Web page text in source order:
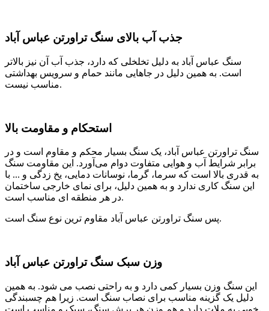
جذب آب بالای سنگ تراورتن عباس آباد
سنگ عباس آباد به دلیل تخلخلی که دارد، جذب آب آن نیز بالاتر
است. به همین دلیل در جاهایی مانند حمام و سرویس بهداشتی
مناسب نیست.
استحکام و مقاومت بالا
سنگ تراورتن عباس آباد، یک سنگ بسیار محکم و مقاوم است و در
برابر شرایط آب و هوایی متفاوت دوام می‌آورد. این مقاومت سنگ
به قدری بالا است که سرما، گرما، نوسانات دمایی، یخ زدگی و ... با
این سنگ کاری ندارد و به همین دلیل، برای نمای خارجی ساختمان
در هر منطقه ای مناسب است.
پس سنگ تراورتن عباس آباد مقاوم ترین نوع سنگ است.
وزن سبک سنگ تراورتن عباس آباد
این سنگ وزن بسیار کمی دارد و به راحتی نصب می شود. به همین
دلیل یک گزینه مناسب برای نصاب سنگ است. زیرا هم چسبندگی
خوبی به ملات دارد و هم وزن هر برش سنگ، سبک و مناسب است.